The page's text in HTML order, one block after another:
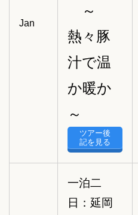
Jan
～
熱々豚
汁で温
か暖か
～
ツアー後
記を見る
一泊二
日：延岡